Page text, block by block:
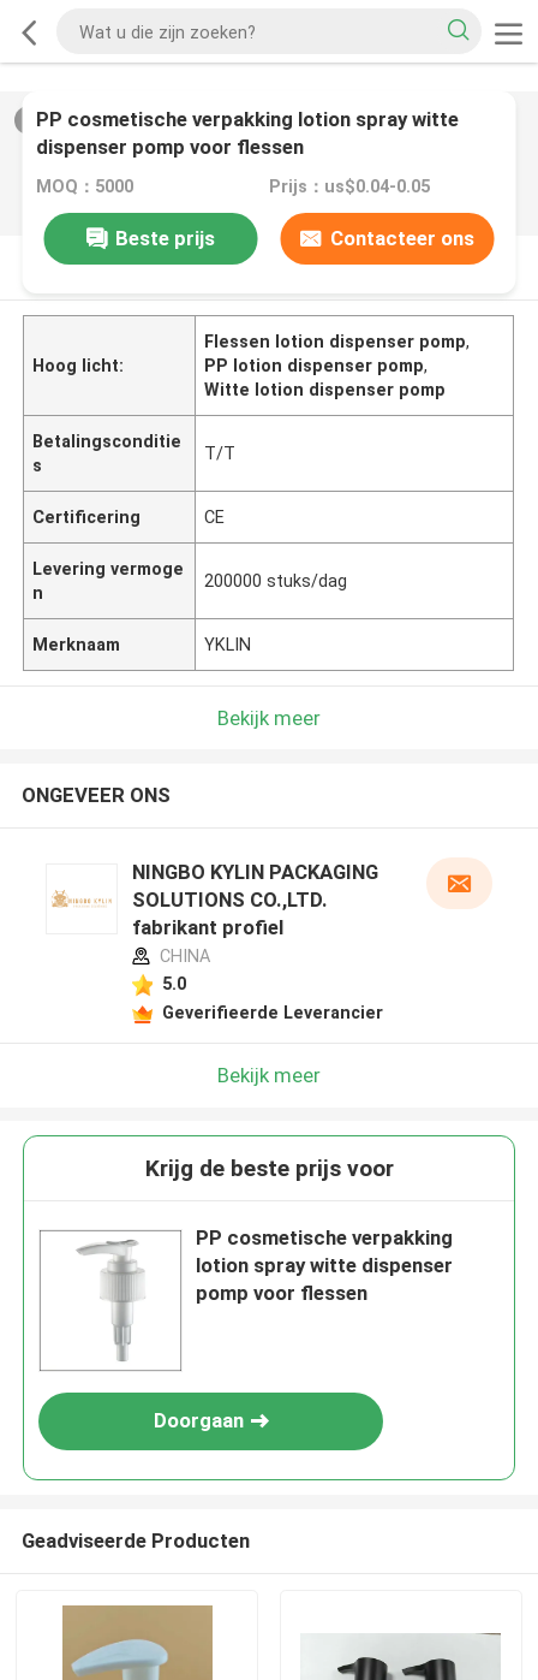
/ 0
PP cosmetische verpakking lotion spray witte
dispenser pomp voor flessen
MOQ：5000 Prijs：us$0.04-0.05
Beste prijs
Contacteer ons
PRODUCTOMSCHRIJVING
Hoog licht:
Flessen lotion dispenser pomp,
PP lotion dispenser pomp,
Witte lotion dispenser pomp
Betalingsconditie
s
T/T
Certificering CE
Levering vermoge
n
200000 stuks/dag
Merknaam YKLIN
Bekijk meer
ONGEVEER ONS
NINGBO KYLIN PACKAGING
SOLUTIONS CO.,LTD.
fabrikant profiel
CHINA
5.0
Geverifieerde Leverancier
Bekijk meer
Krijg de beste prijs voor
PP cosmetische verpakking
lotion spray witte dispenser
pomp voor flessen
Doorgaan
Geadviseerde Producten